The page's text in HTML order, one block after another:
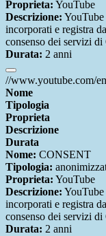
Proprieta: YouTube
Descrizione:
incorporati e registra
consenso dei servizi
Durata: 2 anni
//www.youtube.com/
Nome
Tipologia
Proprieta
Descrizione
Durata
Nome: CONSENT
Tipologia:
Proprieta: YouTube
Descrizione:
incorporati e registra
consenso dei servizi
Durata: 2 anni